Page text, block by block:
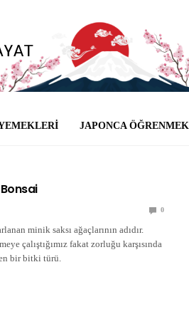
JAPONCA ÖĞRENMEK
0
minik saksı ağaçlarının adıdır.
çalıştığımız fakat zorluğu karşısında
bir bitki türü.